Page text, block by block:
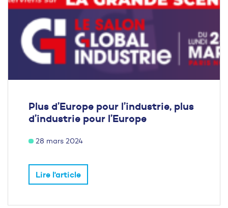
Plus d’Europe pour l’industrie, plus
d’industrie pour l’Europe
28 mars 2024
Lire l'article